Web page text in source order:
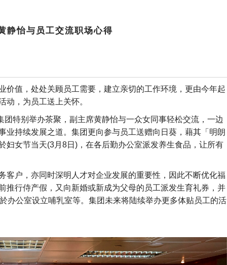
静怡与员工交流职场心得
价值，处处关顾员工需要，建立亲切的工作环境，更由今年起
动，为员工送上关怀。
特别举办茶聚，副主席黄静怡与一众女同事轻松交流，一边
业持续发展之道。集团更向参与员工送赠向日葵，藉其「明朗
妇女节当天(3月8日)，在各后勤办公室派发养生食品，让所有
客户，亦同时深明人才对企业发展的重要性，因此不断优化福
推行侍产假，又向新婚或新成为父母的员工派发生育礼券，并
办公室设立哺乳室等。集团未来将陆续举办更多体贴员工的活